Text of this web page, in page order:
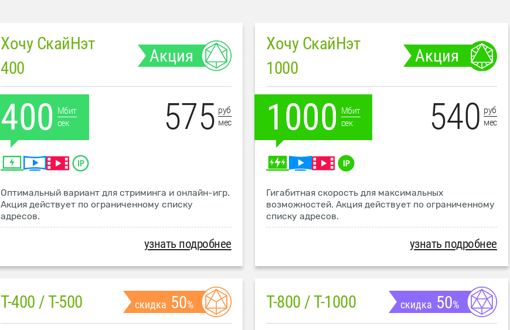
Хочу СкайНэт
400
Акция
400 Мбит
сек
575 руб
мес
Оптимальный вариант для стриминга и онлайн-игр.
Акция действует по ограниченному списку
адресов.
узнать подробнее
Хочу СкайНэт
1000
Акция
1000 Мбит
сек
540 руб
мес
Гигабитная скорость для максимальных
возможностей. Акция действует по ограниченному
списку адресов.
узнать подробнее
T-400 / T-500 скидка 50% T-800 / T-1000 скидка 50%